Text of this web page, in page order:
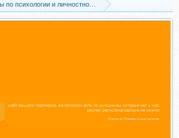
по психологии и личностному развитию
психология
Скачать М + Ж. Психология